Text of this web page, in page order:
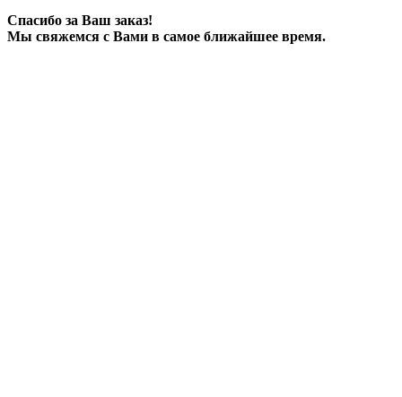
Спасибо за Ваш заказ!
Мы свяжемся с Вами в самое ближайшее время.